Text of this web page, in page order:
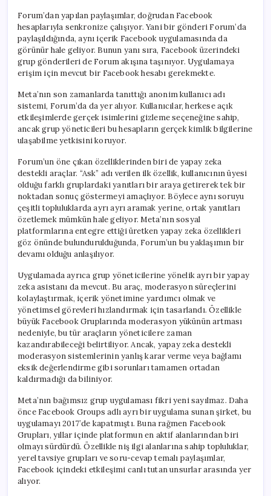
Forum’dan yapılan paylaşımlar, doğrudan Facebook
hesaplarıyla senkronize çalışıyor. Yani bir gönderi Forum’da
paylaşıldığında, aynı içerik Facebook uygulamasında da
görünür hale geliyor. Bunun yanı sıra, Facebook üzerindeki
grup gönderileri de Forum akışına taşınıyor. Uygulamaya
erişim için mevcut bir Facebook hesabı gerekmekte.
Meta’nın son zamanlarda tanıttığı anonim kullanıcı adı
sistemi, Forum’da da yer alıyor. Kullanıcılar, herkese açık
etkileşimlerde gerçek isimlerini gizleme seçeneğine sahip,
ancak grup yöneticileri bu hesapların gerçek kimlik bilgilerine
ulaşabilme yetkisini koruyor.
Forum’un öne çıkan özelliklerinden biri de yapay zeka
destekli araçlar. “Ask” adı verilen ilk özellik, kullanıcının üyesi
olduğu farklı gruplardaki yanıtları bir araya getirerek tek bir
noktadan sonuç göstermeyi amaçlıyor. Böylece aynı soruyu
çeşitli topluluklarda ayrı ayrı aramak yerine, ortak yanıtları
özetlemek mümkün hale geliyor. Meta’nın sosyal
platformlarına entegre ettiği üretken yapay zeka özellikleri
göz önünde bulundurulduğunda, Forum’un bu yaklaşımın bir
devamı olduğu anlaşılıyor.
Uygulamada ayrıca grup yöneticilerine yönelik ayrı bir yapay
zeka asistanı da mevcut. Bu araç, moderasyon süreçlerini
kolaylaştırmak, içerik yönetimine yardımcı olmak ve
yönetimsel görevleri hızlandırmak için tasarlandı. Özellikle
büyük Facebook Gruplarında moderasyon yükünün artması
nedeniyle, bu tür araçların yöneticilere zaman
kazandırabileceği belirtiliyor. Ancak, yapay zeka destekli
moderasyon sistemlerinin yanlış karar verme veya bağlamı
eksik değerlendirme gibi sorunları tamamen ortadan
kaldırmadığı da biliniyor.
Meta’nın bağımsız grup uygulaması fikri yeni sayılmaz. Daha
önce Facebook Groups adlı ayrı bir uygulama sunan şirket, bu
uygulamayı 2017’de kapatmıştı. Buna rağmen Facebook
Grupları, yıllar içinde platformun en aktif alanlarından biri
olmayı sürdürdü. Özellikle niş ilgi alanlarına sahip topluluklar,
yerel tavsiye grupları ve soru-cevap temalı paylaşımlar,
Facebook içindeki etkileşimi canlı tutan unsurlar arasında yer
alıyor.